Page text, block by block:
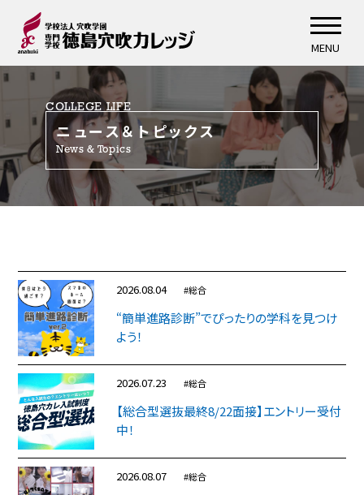
MENU
COLLEGE LIFE
ニュース＆トピックス
News & Topics
2026.08.04 #総合
“簡単進路診断”でぴったりの学科を見つけ
よう！
2026.07.23 #総合
【総合型選抜最終8/22面接】エントリー受付
中！
2026.08.07 #総合